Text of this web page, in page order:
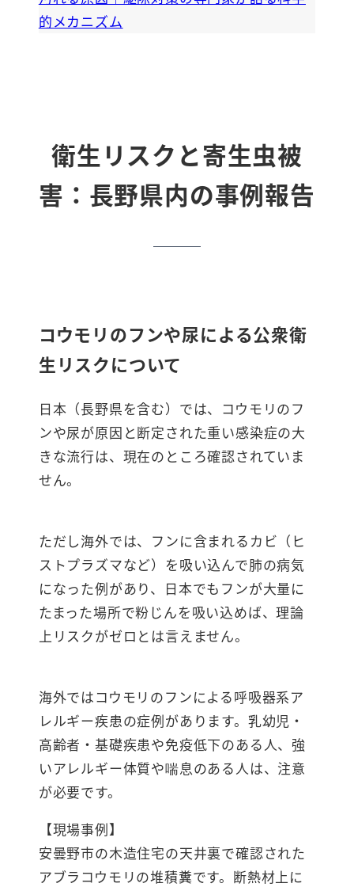
的メカニズム
衛生リスクと寄生虫被
害：長野県内の事例報告
コウモリのフンや尿による公衆衛
生リスクについて
日本（長野県を含む）では、コウモリのフ
ンや尿が原因と断定された重い感染症の大
きな流行は、現在のところ確認されていま
せん。​
ただし海外では、フンに含まれるカビ（ヒ
ストプラズマなど）を吸い込んで肺の病気
になった例があり、日本でもフンが大量に
たまった場所で粉じんを吸い込めば、理論
上リスクがゼロとは言えません。
海外ではコウモリのフンによる呼吸器系ア
レルギー疾患の症例があります。乳幼児・
高齢者・基礎疾患や免疫低下のある人、強
いアレルギー体質や喘息のある人は、注意
が必要です。
【現場事例】
安曇野市の木造住宅の天井裏で確認された
アブラコウモリの堆積糞です。断熱材上に